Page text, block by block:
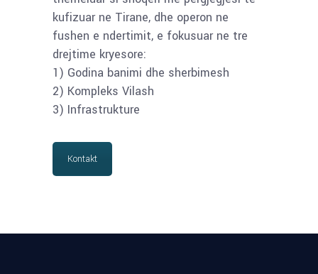
kufizuar ne Tirane, dhe operon ne
fushen e ndertimit, e fokusuar ne tre
drejtime kryesore:
1) Godina banimi dhe sherbimesh
2) Kompleks Vilash
3) Infrastrukture
Kontakt